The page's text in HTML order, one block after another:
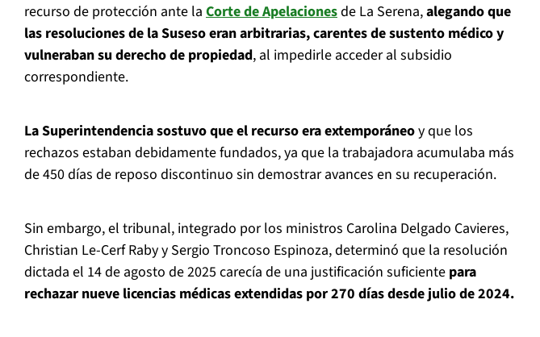
recurso de protección ante la Corte de Apelacionesde La Serena,alegando que
las resoluciones de la Suseso eran arbitrarias, carentes de sustento médico y
vulneraban su derecho de propiedad, al impedirle acceder al subsidio
correspondiente.
La Superintendencia sostuvo que el recurso era extemporáneoy que los
rechazos estaban debidamente fundados, ya que la trabajadora acumulaba más
de 450 días de reposo discontinuo sin demostrar avances en su recuperación.
Sin embargo, el tribunal, integrado por los ministros Carolina Delgado Cavieres,
Christian Le-Cerf Raby y Sergio Troncoso Espinoza, determinó que la resolución
dictada el 14 de agosto de 2025 carecía de una justificación suficiente para
rechazar nueve licencias médicas extendidas por 270 días desde julio de 2024.